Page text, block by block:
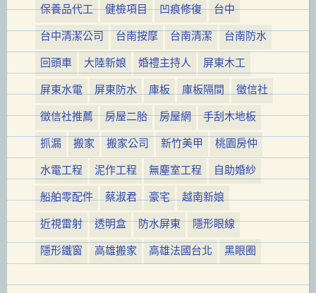
保養品代工
健檢項目 凹痕修復
台中
台中清潔公司
台南按摩 台南清潔
台南防水
回頭車
大陸新娘 婚禮主持人
屏東木工
屏東水電
屏東防水 庫板 庫板隔間
徵信社
徵信社推薦
房屋二胎 房屋網
手刮木地板
抓漏
搬家 搬家公司 新竹美甲
桃園房仲
水電工程
泥作工程 無塵室工程
自助婚紗
船舶零配件
蔡淑君 豪宅
越南新娘
近視雷射
透明盒 防水屏東
隱形眼線
隱形鐵窗
高雄搬家 高雄法國台北 黑眼圈